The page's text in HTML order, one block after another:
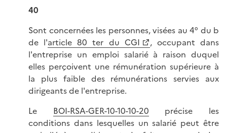
40
Sont concernées les personnes, visées au 4° du b
de l'article 80 ter du CGI
, occupant dans
l'entreprise un emploi salarié à raison duquel
elles perçoivent une rémunération supérieure à
la plus faible des rémunérations servies aux
dirigeants de l'entreprise.
Le BOI-RSA-GER-10-10-10-20 précise les
conditions dans lesquelles un salarié peut être